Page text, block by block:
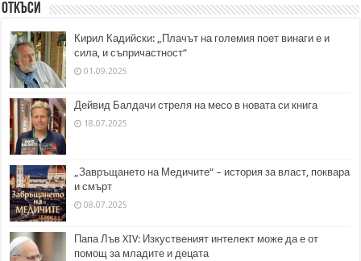
Откъси
Кирил Кадийски: „Плачът на големия поет винаги е и
сила, и съпричастност“
01.09.2025
Дейвид Балдачи стреля на месо в новата си книга
18.07.2025
„Завръщането на Медичите“ – история за власт, поквара
и смърт
08.07.2025
Папа Лъв XIV: Изкуственият интелект може да е от
помощ за младите и децата